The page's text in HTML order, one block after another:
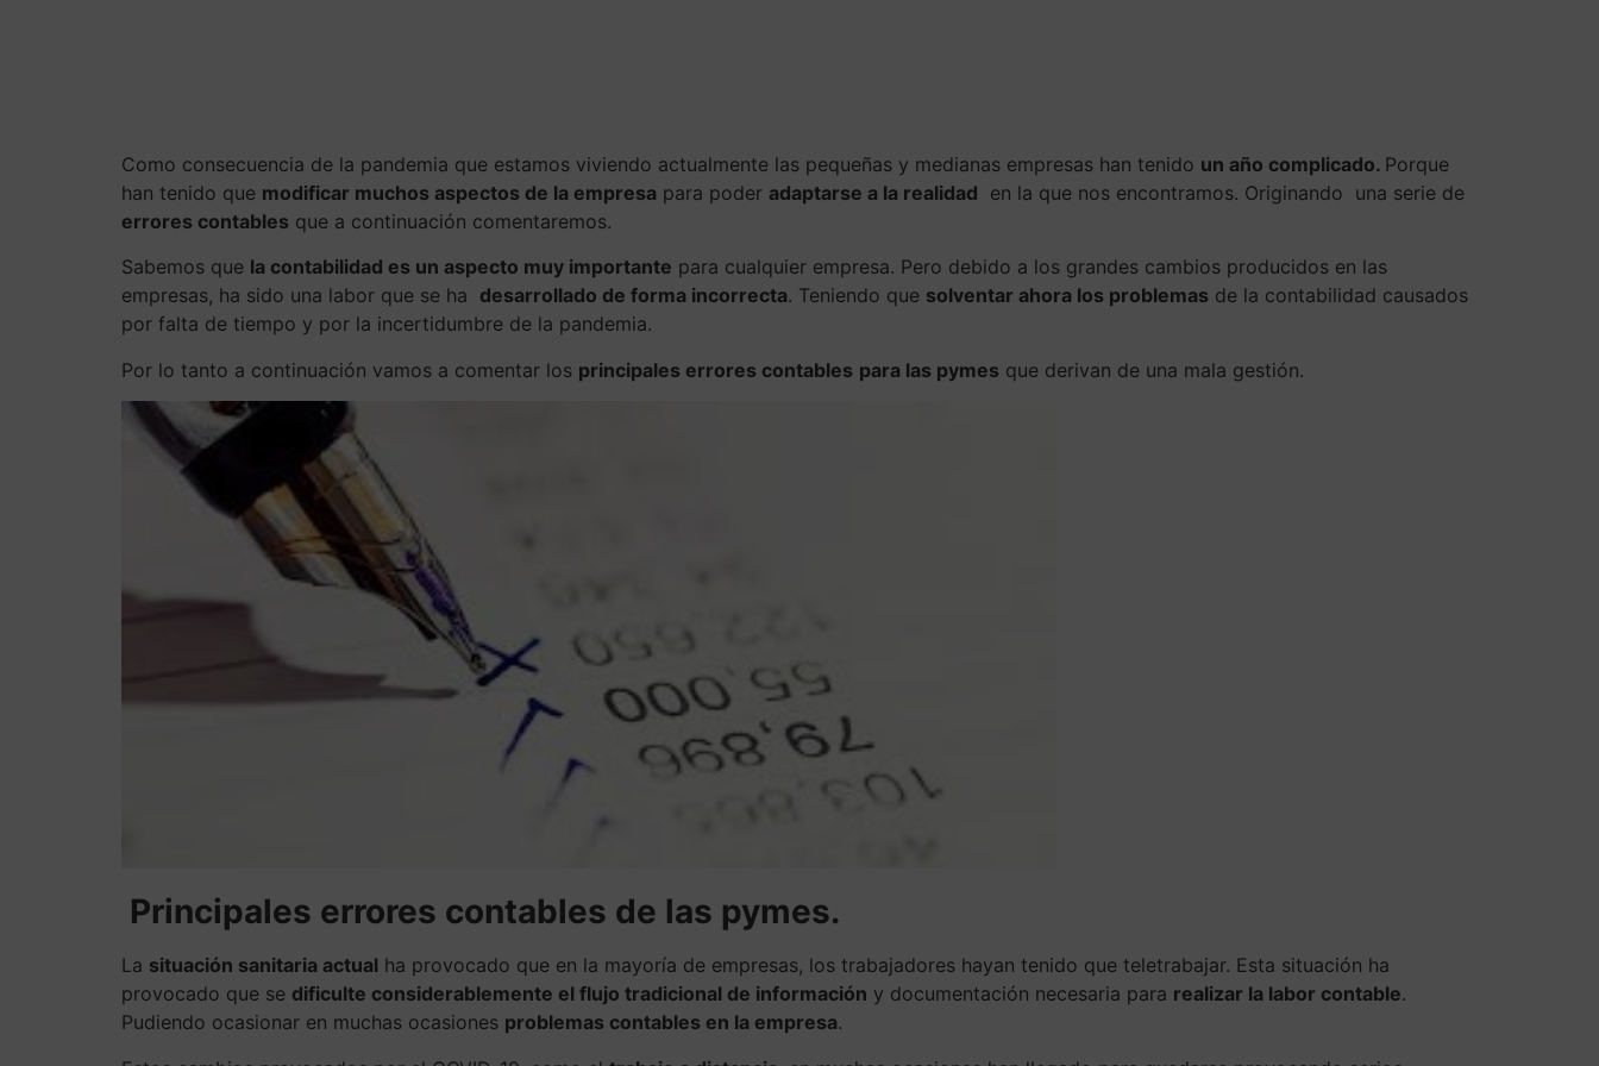
Como consecuencia de la pandemia que estamos viviendo actualmente las pequeñas y medianas empresas han tenido un año complicado. Porque
han tenido que modificar muchos aspectos de la empresa para poder adaptarse a la realidad en la que nos encontramos. Originando una serie de
errores contables que a continuación comentaremos.
Sabemos que la contabilidad es un aspecto muy importante para cualquier empresa. Pero debido a los grandes cambios producidos en las
empresas, ha sido una labor que se ha desarrollado de forma incorrecta. Teniendo que solventar ahora los problemas de la contabilidad causados
por falta de tiempo y por la incertidumbre de la pandemia.
Por lo tanto a continuación vamos a comentar los principales errores contables para las pymes que derivan de una mala gestión.
Principales errores contables de las pymes.
La situación sanitaria actual ha provocado que en la mayoría de empresas, los trabajadores hayan tenido que teletrabajar. Esta situación ha
provocado que se dificulte considerablemente el flujo tradicional de información y documentación necesaria para realizar la labor contable.
Pudiendo ocasionar en muchas ocasiones problemas contables en la empresa.